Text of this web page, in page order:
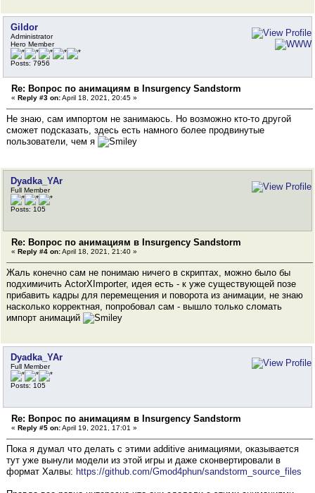
Gildor
Administrator
Hero Member
Posts: 7956
Re: Вопрос по анимациям в Insurgency Sandstorm
« Reply #3 on:April 18, 2021, 20:45 »
Не знаю, сам импортом не занимаюсь. Но возможно кто-то другой
сможет подсказать, здесь есть намного более продвинутые
пользователи, чем я
Dyadka_YAr
Full Member
Posts: 105
Re: Вопрос по анимациям в Insurgency Sandstorm
« Reply #4 on:April 18, 2021, 21:40 »
Жаль конечно сам не понимаю ничего в скриптах, можно было бы
подхимичить ActorXImporter, идея есть - к уже существующей позе
прибавить кадры для перемещения и поворота из анимации, не знаю
насколько корректная, попробовал сам - вышло только сломать
импорт анимаций
Dyadka_YAr
Full Member
Posts: 105
Re: Вопрос по анимациям в Insurgency Sandstorm
« Reply #5 on:April 19, 2021, 17:01 »
Пока я думал что делать с этими additive анимациями, оказывается
тут уже вынули модели из этой игры и даже сконвертировали в
формат Халвы: https://github.com/Gmod4phun/sandstorm_source_files